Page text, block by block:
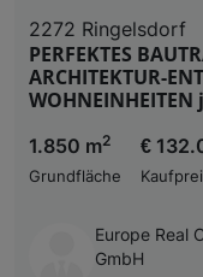
2272 Ringelsdorf
PERFEKTES
ARCHITEKTUR-
1.850 m2
Grundfläche
€
Europe Real
GmbH